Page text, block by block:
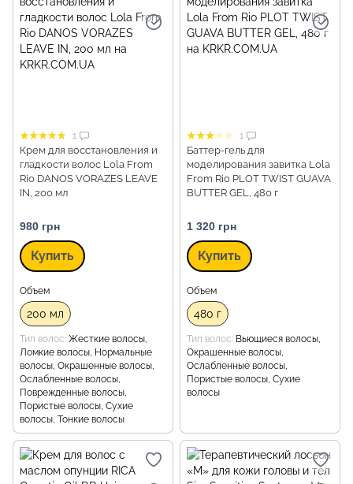
1
Крем для восстановления и
гладкости волос Lola From
Rio DANOS VORAZES LEAVE
IN, 200 мл
980 грн
Купить
Объем
200 мл
Тип волос Жесткие волосы,
Ломкие волосы, Нормальные
волосы, Окрашенные волосы,
Ослабленные волосы,
Поврежденные волосы,
Пористые волосы, Сухие
волосы, Тонкие волосы
1
Баттер-гель для
моделирования завитка Lola
From Rio PLOT TWIST GUAVA
BUTTER GEL, 480 г
1 320 грн
Купить
Объем
480 г
Тип волос Вьющиеся волосы,
Окрашенные волосы,
Ослабленные волосы,
Пористые волосы, Сухие
волосы